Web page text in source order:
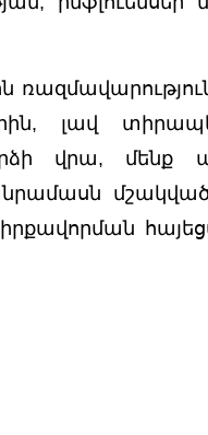
լավ
վրա, մենք